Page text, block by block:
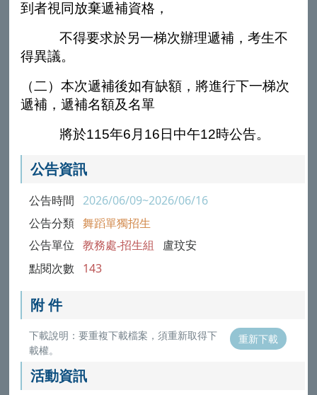
到者視同放棄遞補資格，
不得要求於另一梯次辦理遞補，考生不
得異議。
（二）本次遞補後如有缺額，將進行下一梯次
遞補，遞補名額及名單
將於115年6月16日中午12時公告。
公告資訊
公告時間 2026/06/09~2026/06/16
公告分類 舞蹈單獨招生
公告單位 教務處-招生組 盧玟安
點閱次數 143
附 件
下載說明：要重複下載檔案，須重新取得下
載權。
重新下載
活動資訊